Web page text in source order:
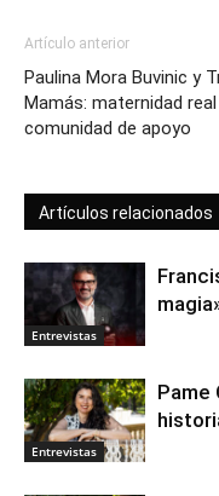
Artículo anterior
Paulina Mora Buvinic y
Mamás: maternidad
comunidad de apoyo
Artículos relacionados
Entrevistas
Entrevistas
Pame